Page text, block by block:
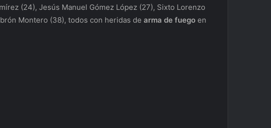
(24), Jesús Manuel Gómez López (27), Sixto Lorenzo
Montero (38), todos con heridas de arma de fuego en